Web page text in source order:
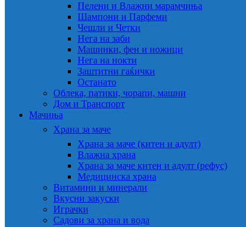
Пелени и Влажни марамчиња
Шампони и Парфеми
Чешли и Четки
Нега на заби
Машинки, фен и ножици
Нега на нокти
Заштитни гаќички
Останато
Облека, патики, чорапи, машни
Дом и Транспорт
Мачиња
Храна за маче
Храна за маче (китен и адулт)
Влажна храна
Храна за маче китен и адулт (рефус)
Медицинска храна
Витамини и минерали
Вкусни закуски
Играчки
Садови за храна и вода